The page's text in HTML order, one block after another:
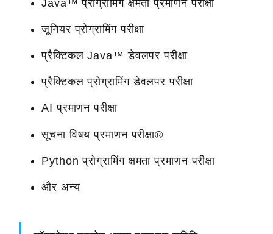
Java™ प्रोग्रामिंग क्षमता प्रमाणन परीक्षा
जूनियर प्रोग्रामिंग परीक्षा
प्रैक्टिकल Java™ डेवलपर परीक्षा
प्रैक्टिकल प्रोग्रामिंग डेवलपर परीक्षा
AI प्रमाणन परीक्षा
सूचना विषय प्रमाणन परीक्षा®
Python प्रोग्रामिंग क्षमता प्रमाणन परीक्षा
और अन्य